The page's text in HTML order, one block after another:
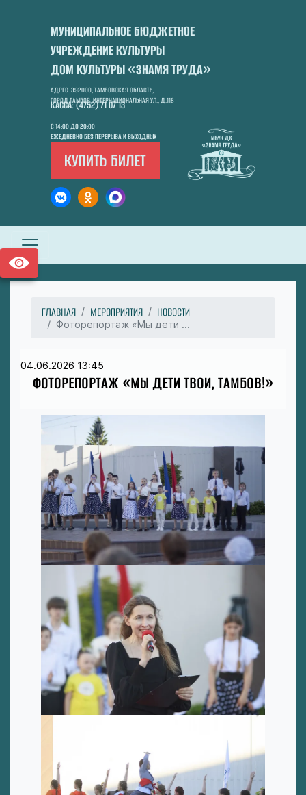
С 14:00 ДО 20:00
ЕЖЕДНЕВНО БЕЗ ПЕРЕРЫВА И ВЫХОДНЫХ
МУНИЦИПАЛЬНОЕ БЮДЖЕТНОЕ
УЧРЕЖДЕНИЕ КУЛЬТУРЫ
ДОМ КУЛЬТУРЫ «ЗНАМЯ ТРУДА»
АДРЕС: 392000, ТАМБОВСКАЯ ОБЛАСТЬ,
ГОРОД ТАМБОВ, ИНТЕРНАЦИОНАЛЬНАЯ УЛ., Д.118
КАССА: (4752) 71 07 13
КУПИТЬ БИЛЕТ
ГЛАВНАЯ МЕРОПРИЯТИЯ НОВОСТИ
Фоторепортаж «Мы дети ...
04.06.2026 13:45
ФОТОРЕПОРТАЖ «МЫ ДЕТИ ТВОИ, ТАМБОВ!»